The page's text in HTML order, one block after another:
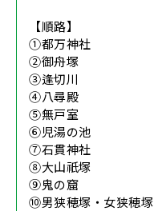
【順路】
①都万神社
②御舟塚
③逢切川
④八尋殿
⑤無戸室
⑥児湯の池
⑦石貫神社
⑧大山祇塚
⑨鬼の窟
⑩男狭穂塚・女狭穂塚